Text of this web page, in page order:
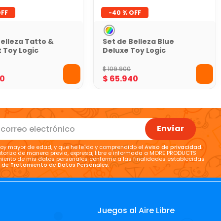
Tatto &
Toy Logic
-40 %
Set de Belleza Blue
Deluxe Toy Logic
$109.900
$ 65.940
Envíar
mayor de edad, y que he leído y comprendido elAviso de privacidad.
de manera previa, expresa, libre e informada a MORE PRODUCTS
de mis datos personales conforme a las finalidades establecidas
Tratamiento de Datos Personales.
Juegos al Aire Libre